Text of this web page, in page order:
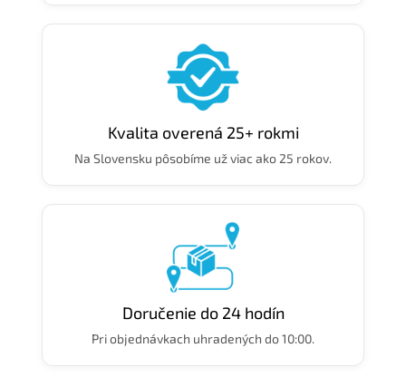
Kvalita overená 25+ rokmi
Na Slovensku pôsobíme už viac ako 25 rokov.
Doručenie do 24 hodín
Pri objednávkach uhradených do 10:00.